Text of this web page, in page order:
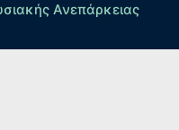
Ανεπάρκειας